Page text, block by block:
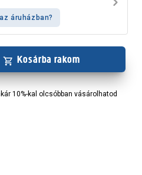
áruházban?
Kosárba rakom
10%-kal olcsóbban vásárolhatod